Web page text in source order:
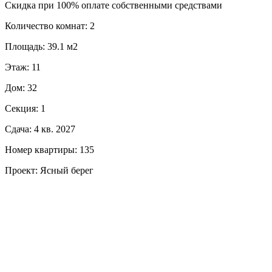
Скидка при 100% оплате собственными средствами
Количество комнат: 2
Площадь: 39.1 м2
Этаж: 11
Дом: 32
Секция: 1
Сдача: 4 кв. 2027
Номер квартиры: 135
Проект: Ясный берег